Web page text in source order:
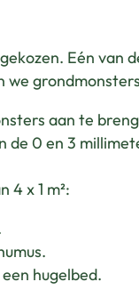
Eén van
we
aan te
de 0 en 3
4 x 1 m²:
hugelbed.